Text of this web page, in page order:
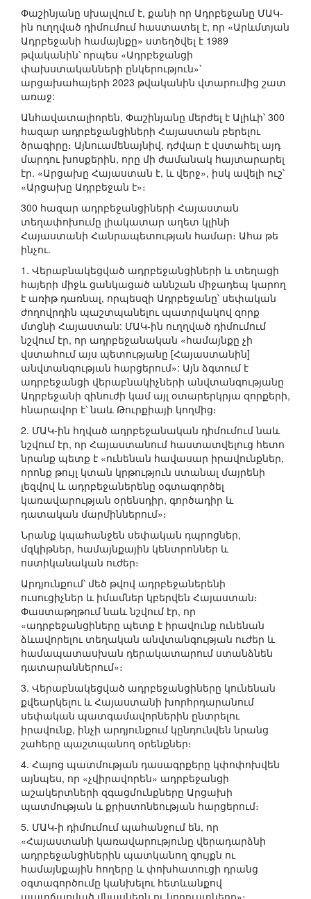
Փաշինյանը սխալվում է, քանի որ Ադրբեջանը ՄԱԿ-
ին ուղղված դիմումում հաստատել է, որ «Արևմտյան
Ադրբեջանի համայնքը» ստեղծվել է 1989
թվականին՝ որպես «Ադրբեջանցի
փախստականների ընկերություն»՝
արցախահայերի 2023 թվականին վտարումից շատ
առաջ:
Անհավատալիորեն, Փաշինյանը մերժել է Ալիևի՝ 300
հազար ադրբեջանցիների Հայաստան բերելու
ծրագիրը։ Այնուամենայնիվ, դժվար է վստահել այդ
մարդու խոսքերին, որը մի ժամանակ հայտարարել
էր. «Արցախը Հայաստան է, և վերջ», իսկ ավելի ուշ՝
«Արցախը Ադրբեջան է»։
300 հազար ադրբեջանցիների Հայաստան
տեղափոխումը լիակատար աղետ կլինի
Հայաստանի Հանրապետության համար։ Ահա թե
ինչու.
1. Վերաբնակեցված ադրբեջանցիների և տեղացի
հայերի միջև ցանկացած աննշան միջադեպ կարող
է առիթ դառնալ, որպեսզի Ադրբեջանը՝ սեփական
ժողովրդին պաշտպանելու պատրվակով զորք
մտցնի Հայաստան: ՄԱԿ-ին ուղղված դիմումում
նշվում էր, որ ադրբեջանական «համայնքը չի
վստահում այս պետությանը [Հայաստանին]
անվտանգության հարցերում»: Այն ձգտում է
ադրբեջանցի վերաբնակիչների անվտանգությանը
Ադրբեջանի զինուժի կամ այլ օտարերկրյա զորքերի,
հնարավոր է՝ նաև Թուրքիայի կողմից։
2. ՄԱԿ-ին հղված ադրբեջանական դիմումում նաև
նշվում էր, որ Հայաստանում հաստատվելուց հետո
նրանք պետք է «ունենան հավասար իրավունքներ,
որոնք թույլ կտան կրթություն ստանալ մայրենի
լեզվով և ադրբեջաներենը օգտագործել
կառավարության օրենսդիր, գործադիր և
դատական մարմիններում»։
Նրանք կպահանջեն սեփական դպրոցներ,
մզկիթներ, համայնքային կենտրոններ և
ոստիկանական ուժեր։
Արդյունքում՝ մեծ թվով ադրբեջաներենի
ուսուցիչներ և իմամներ կբերվեն Հայաստան։
Փաստաթղթում նաև նշվում էր, որ
«ադրբեջանցիները պետք է իրավունք ունենան
ձևավորելու տեղական անվտանգության ուժեր և
համապատասխան դերակատարում ստանձնեն
դատարաններում»։
3. Վերաբնակեցված ադրբեջանցիները կունենան
քվեարկելու և Հայաստանի խորհրդարանում
սեփական պատգամավորներին ընտրելու
իրավունք, ինչի արդյունքում կընդունվեն նրանց
շահերը պաշտպանող օրենքներ։
4. Հայոց պատմության դասագրքերը կփոփոխվեն
այնպես, որ «չվիրավորեն» ադրբեջանցի
աշակերտների զգացմունքները Արցախի
պատմության և քրիստոնեության հարցերում։
5. ՄԱԿ-ի դիմումում պահանջում են, որ
«Հայաստանի կառավարությունը վերադարձնի
ադրբեջանցիներին պատկանող գույքն ու
համայնքային հողերը և փոխհատուցի դրանց
օգտագործումը կանխելու հետևանքով